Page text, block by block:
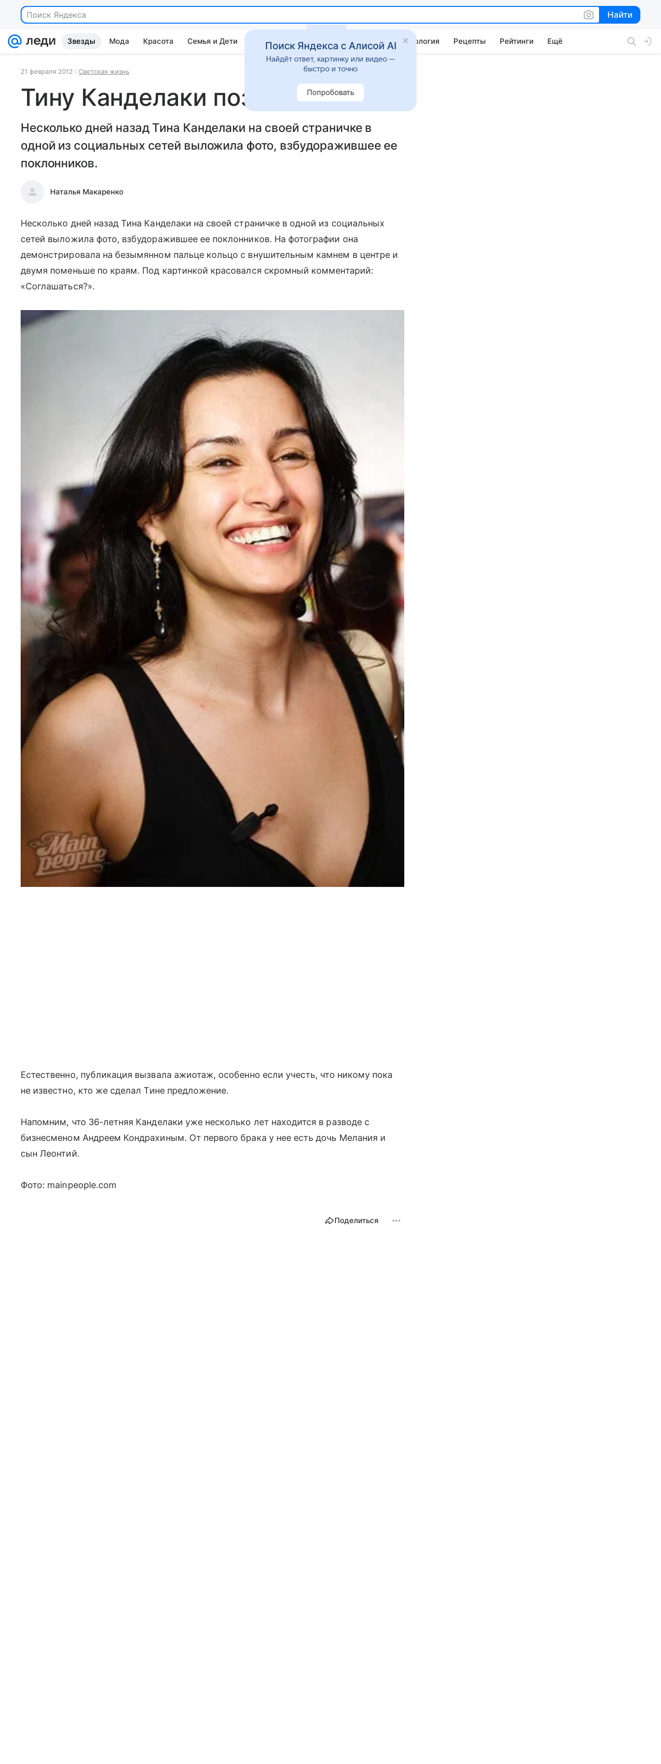
Поиск Яндекса Найти
Найти
Звезды Мода Красота Семья и Дети Дом Гороскопы Стиль жизни Психология Рецепты Рейтинги Ещё
21 февраля 2012 Светская жизнь
Тину Канделаки позвали замуж
Несколько дней назад Тина Канделаки на своей страничке в
одной из социальных сетей выложила фото, взбудоражившее ее
поклонников.
Наталья Макаренко
Несколько дней назад Тина Канделаки на своей страничке в одной из социальных
сетей выложила фото, взбудоражившее ее поклонников. На фотографии она
демонстрировала на безымянном пальце кольцо с внушительным камнем в центре и
двумя поменьше по краям. Под картинкой красовался скромный комментарий:
«Соглашаться?».
Естественно, публикация вызвала ажиотаж, особенно если учесть, что никому пока
не известно, кто же сделал Тине предложение.
Напомним, что 36-летняя Канделаки уже несколько лет находится в разводе с
бизнесменом Андреем Кондрахиным. От первого брака у нее есть дочь Мелания и
сын Леонтий.
Фото: mainpeople.com
Поделиться
Поиск Яндекса с Алисой AI
Найдёт ответ, картинку или видео —
быстро и точно
Попробовать